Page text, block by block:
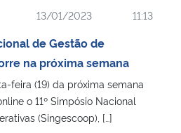
13/01/2023 11:13
de Gestão de
na próxima semana
feira (19) da próxima semana
o 11º Simpósio Nacional
(Singescoop), […]